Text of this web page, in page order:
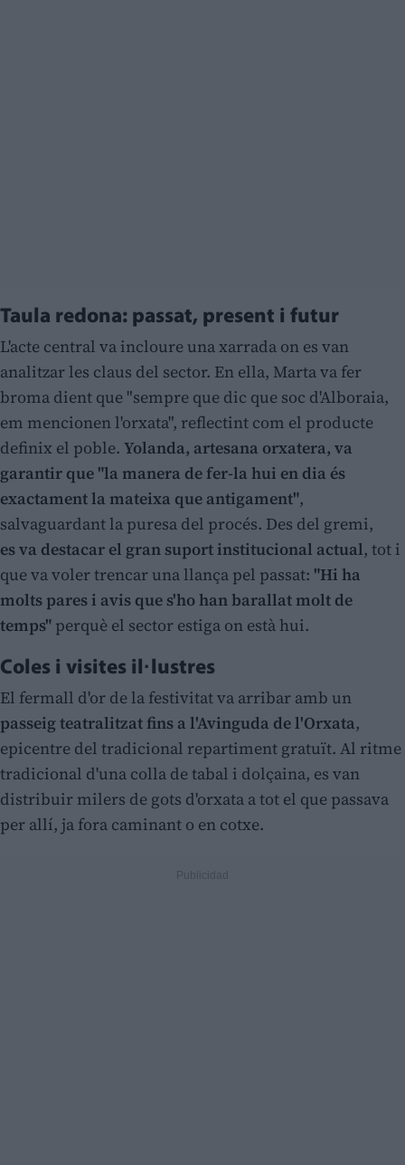
Taula redona: passat, present i futur
L'acte central va incloure una xarrada on es van
analitzar les claus del sector. En ella, Marta va fer
broma dient que "sempre que dic que soc d'Alboraia,
em mencionen l'orxata", reflectint com el producte
definix el poble. Yolanda, artesana orxatera, va
garantir que "la manera de fer-la hui en dia és
exactament la mateixa que antigament",
salvaguardant la puresa del procés. Des del gremi,
esva destacar el gran suport institucional actual, tot i
que va voler trencar una llança pel passat: "Hi ha
molts pares i avis que s'ho han barallat molt de
temps" perquè el sector estiga on està hui.
Coles i visites il·lustres
El fermall d'or de la festivitat va arribar amb un
passeig teatralitzat fins a l'Avinguda de l'Orxata,
epicentre del tradicional repartiment gratuït. Al ritme
tradicional d'una colla de tabal i dolçaina, es van
distribuir milers de gots d'orxata a tot el que passava
per allí, ja fora caminant o en cotxe.